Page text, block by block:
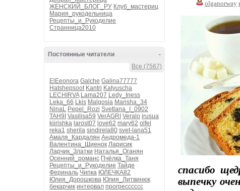
ЖЕНСКИЙ_БЛОГ_РУ Клуб_мастериц
Мария_рукодельница
Рецепты_и_Рукоделие
Странница2010
-
Постоянные читатели
Все (7567)
ElEeonora Galche Galina77777
Hatshepsoot Kantri Katyuscha
LECHIRVA Lama207 Ledy_Iness
Leka_66 Lkis Malgosia Marisha_34
NinaL Pepel_Rozi Svetlana_I_0902
TAH9I Vasilisa59 VerAGRI Veralo irusua
kiirishka larost07 love62 mary62 olfel
reka1 sherila sindirela80 svet-lana51
Амаля_Кардалян Андромеда-1
Валентина_Шиенок Ларисик
Ларчик_Златки Наталья_Оганян
Осенний_романс Пчёлка_Таня
Рецепты_и_Рукоделие Тайде
Фериналь Чипка ЮЛЕЧКА82
Юлия_Дорошкова Юлия_Литвинюк
бекарчик интервал прогресссссс
olganorway
спасибо
выпечку